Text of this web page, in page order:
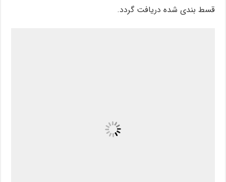
قسط بندی شده دریافت گردد.